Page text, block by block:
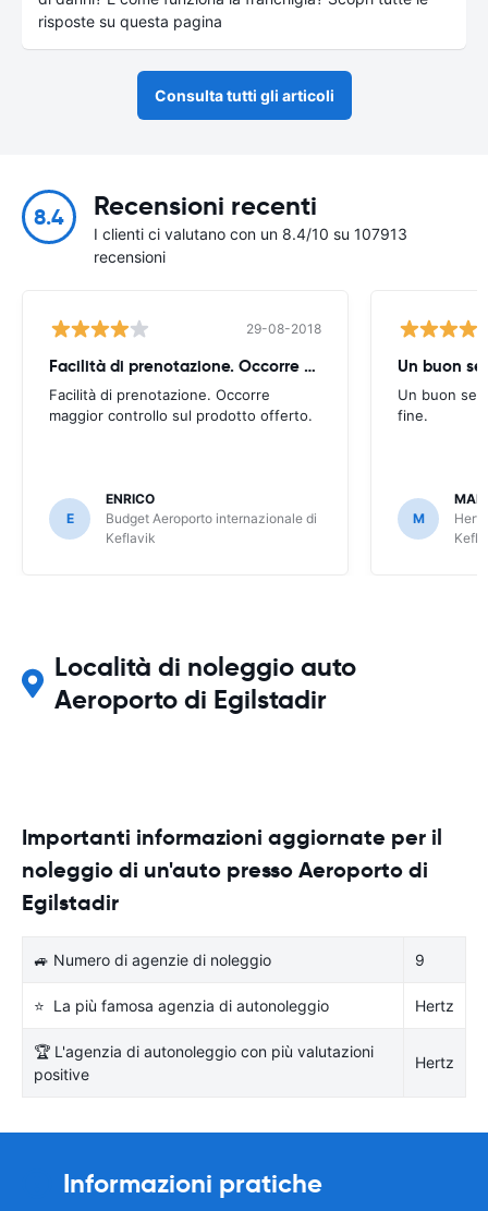
risposte su questa pagina
Consulta tutti gli articoli
8.4 Recensioni recenti
I clienti ci valutano con un 8.4/10 su 107913
recensioni
29-08-2018
Facilità di prenotazione. Occorre maggior
Facilità di prenotazione. Occorre
maggior controllo sul prodotto offerto.
E
ENRICO
Budget Aeroporto internazionale di
Keflavik
Un buon
Un buon
fine.
M
Località di noleggio auto
Aeroporto di Egilstadir
Importanti informazioni aggiornate per il
noleggio di un'auto presso Aeroporto di
Egilstadir
🚙 Numero di agenzie di noleggio 9
⭐ La più famosa agenzia di autonoleggio Hertz
🏆 L'agenzia di autonoleggio con più valutazioni
positive
Hertz
Informazioni pratiche